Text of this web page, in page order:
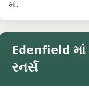
માં.
Edenfield
રનર્સ